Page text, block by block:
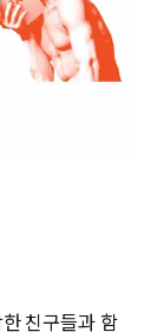
친구들과 함